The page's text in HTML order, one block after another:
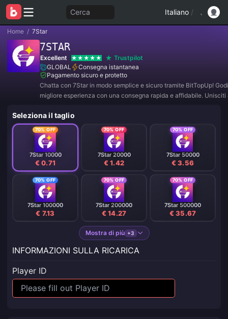
Cerca Italiano /
Home / 7Star
7STAR
Excellent
Trustpilot
GLOBAL
Consegna istantanea
Pagamento sicuro e protetto
Chatta con 7Star in modo semplice e sicuro tramite BitTopUp!
migliore esperienza con una consegna rapida e affidabile. Unisciti
Seleziona il taglio
70% OFF
7Star 10000
€ 0.71
70% OFF
7Star 20000
€ 1.42
70% OFF
7Star 50000
€ 3.56
70% OFF
7Star 100000
€ 7.13
70% OFF
7Star 200000
€ 14.27
70% OFF
7Star 500000
€ 35.67
Mostra di più +3
INFORMAZIONI SULLA RICARICA
Player ID